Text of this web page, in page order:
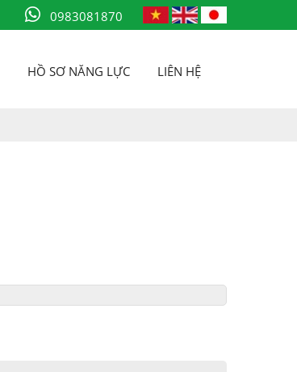
0983081870
HỒ SƠ NĂNG LỰC LIÊN HỆ